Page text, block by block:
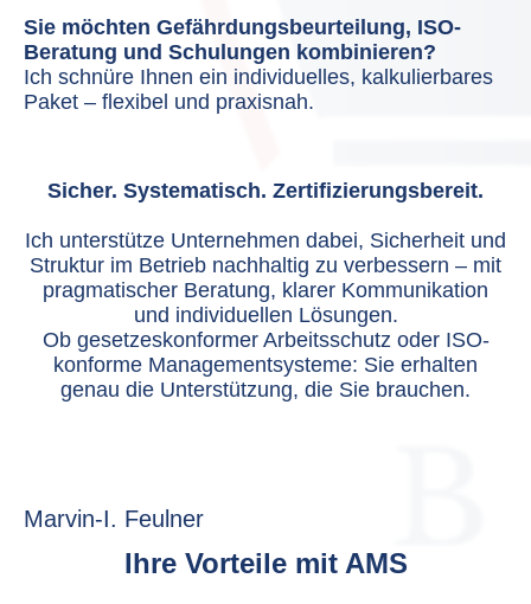
Sie möchten Gefährdungsbeurteilung, ISO-
Beratung und Schulungen kombinieren?
Ich schnüre Ihnen ein individuelles, kalkulierbares
Paket – flexibel und praxisnah.
Sicher. Systematisch. Zertifizierungsbereit.
Ich unterstütze Unternehmen dabei, Sicherheit und
Struktur im Betrieb nachhaltig zu verbessern – mit
pragmatischer Beratung, klarer Kommunikation
und individuellen Lösungen.
Ob gesetzeskonformer Arbeitsschutz oder ISO-
konforme Managementsysteme: Sie erhalten
genau die Unterstützung, die Sie brauchen.
Marvin-I. Feulner
Ihre Vorteile mit AMS